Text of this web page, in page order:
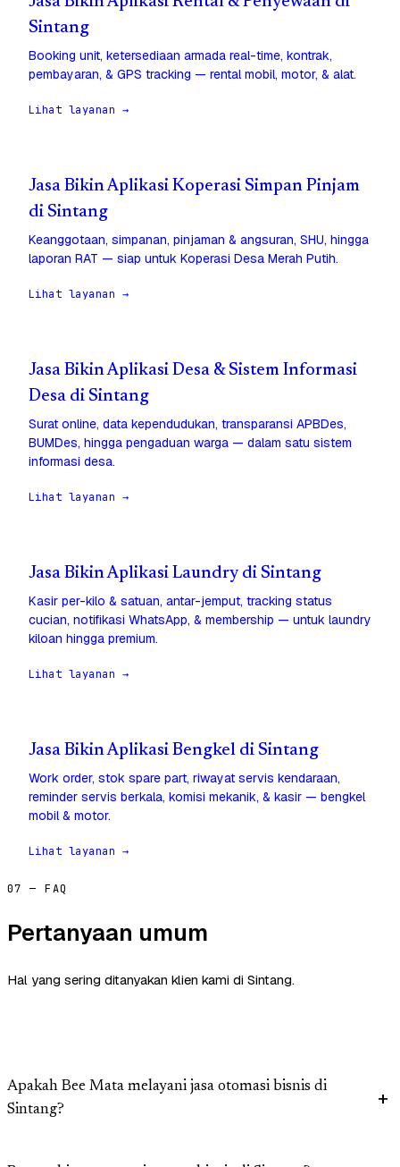
Sintang
Booking unit, ketersediaan armada real-time, kontrak,
pembayaran, & GPS tracking — rental mobil, motor, & alat.
Lihat layanan →
Jasa Bikin Aplikasi Koperasi Simpan Pinjam
di Sintang
Keanggotaan, simpanan, pinjaman & angsuran, SHU, hingga
laporan RAT — siap untuk Koperasi Desa Merah Putih.
Lihat layanan →
Jasa Bikin Aplikasi Desa & Sistem Informasi
Desa di Sintang
Surat online, data kependudukan, transparansi APBDes,
BUMDes, hingga pengaduan warga — dalam satu sistem
informasi desa.
Lihat layanan →
Jasa Bikin Aplikasi Laundry di Sintang
Kasir per-kilo & satuan, antar-jemput, tracking status
cucian, notifikasi WhatsApp, & membership — untuk laundry
kiloan hingga premium.
Lihat layanan →
Jasa Bikin Aplikasi Bengkel di Sintang
Work order, stok spare part, riwayat servis kendaraan,
reminder servis berkala, komisi mekanik, & kasir — bengkel
mobil & motor.
Lihat layanan →
07 — FAQ
Pertanyaan umum
Hal yang sering ditanyakan klien kami di Sintang.
Apakah Bee Mata melayani jasa otomasi bisnis di
Sintang?